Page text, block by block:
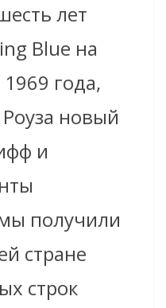
лет
Blue на
года,
новый
и
получили
стране
строк